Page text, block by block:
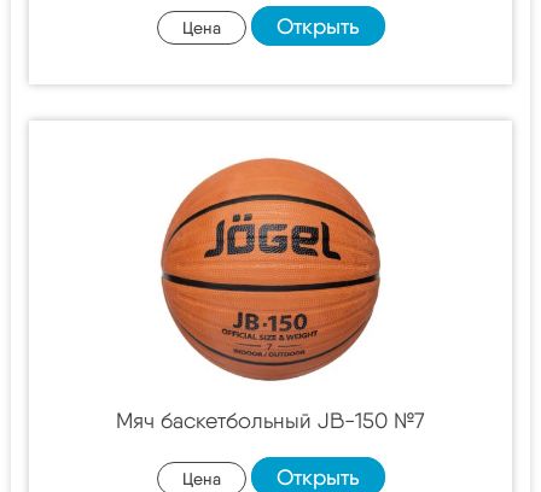
Цена Открыть
Мяч баскетбольный JB-150 №7
Цена Открыть